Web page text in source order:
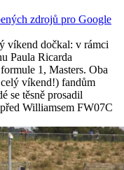
zdrojů pro Google
víkend dočkal: v rámci
Paula Ricarda
1, Masters. Oba
víkend!) fandům
se těsně prosadil
Williamsem FW07C